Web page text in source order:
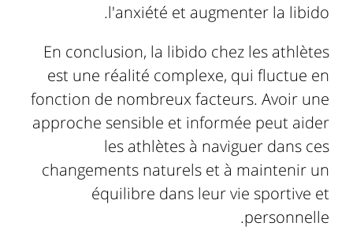
l'anxiété et augmenter la libido.
En conclusion, la libido chez les athlètes
est une réalité complexe, qui fluctue en
fonction de nombreux facteurs. Avoir une
approche sensible et informée peut aider
les athlètes à naviguer dans ces
changements naturels et à maintenir un
équilibre dans leur vie sportive et
personnelle.